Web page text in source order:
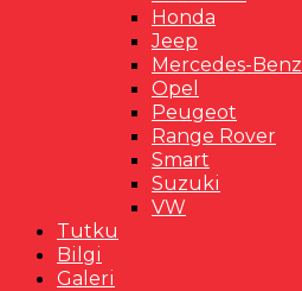
Honda
Jeep
Mercedes-Benz
Opel
Peugeot
Range Rover
Smart
Suzuki
VW
Tutku
Bilgi
Galeri